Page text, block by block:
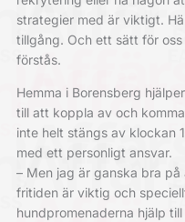
strategier med är viktigt.
tillgång. Och ett sätt för
förstås.
Hemma i Borensberg
till att koppla av och
inte helt stängs av klockan
med ett personligt ansvar.
– Men jag är ganska bra
fritiden är viktig och
hundpromenaderna hjälp